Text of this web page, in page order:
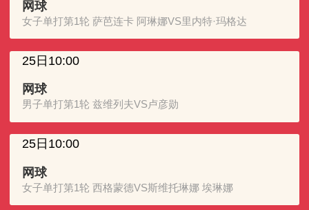
网球
女子单打第1轮 萨芭连卡 阿琳娜VS里内特·玛格达
25日10:00
网球
男子单打第1轮 兹维列夫VS卢彦勋
25日10:00
网球
女子单打第1轮 西格蒙德VS斯维托琳娜 埃琳娜